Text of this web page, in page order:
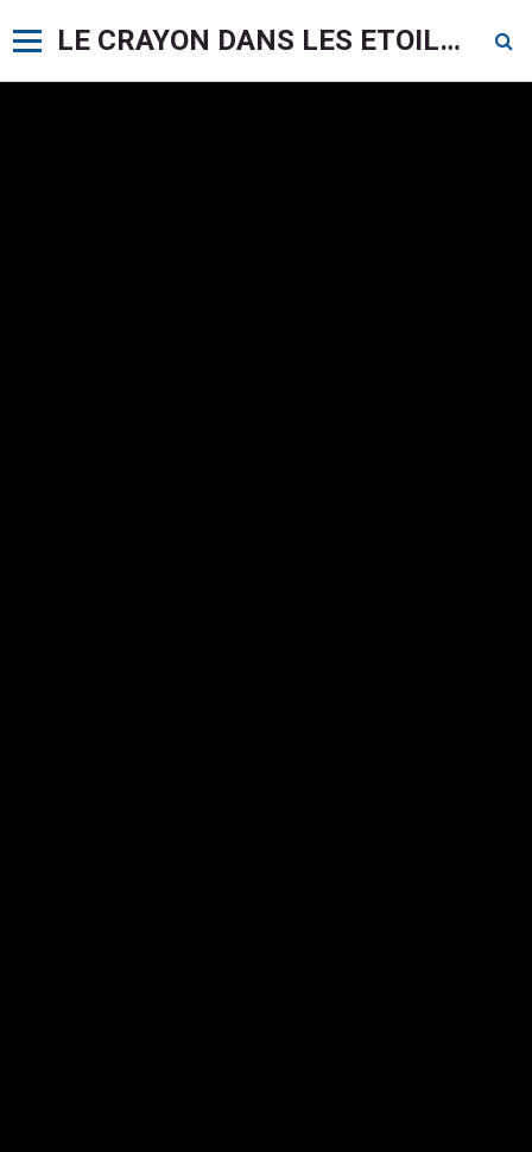
LE CRAYON DANS LES ETOILES